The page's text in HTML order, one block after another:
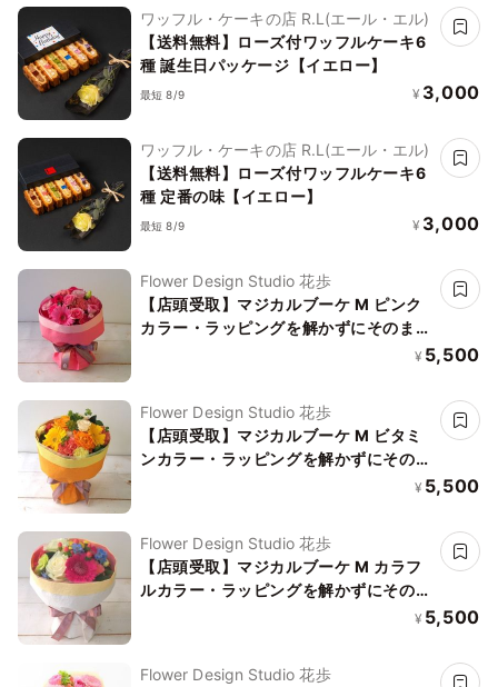
ワッフル・ケーキの店 R.L(エール・エル)
【送料無料】ローズ付ワッフルケーキ6
種 誕生日パッケージ【イエロー】
最短 8/9 ¥ 3,000
ワッフル・ケーキの店 R.L(エール・エル)
【送料無料】ローズ付ワッフルケーキ6
種 定番の味【イエロー】
最短 8/9 ¥ 3,000
Flower Design Studio 花歩
【店頭受取】マジカルブーケ M ピンク
カラー・ラッピングを解かずにそのまま
¥ 5,500
Flower Design Studio 花歩
【店頭受取】マジカルブーケ M ビタミ
ンカラー・ラッピングを解かずにそのま
ま飾れる不思議な花束・誕生日などお祝
¥ 5,500
Flower Design Studio 花歩
【店頭受取】マジカルブーケ M カラフ
ルカラー・ラッピングを解かずにそのま
ま飾れる不思議な花束・誕生日などお祝
¥ 5,500
Flower Design Studio 花歩